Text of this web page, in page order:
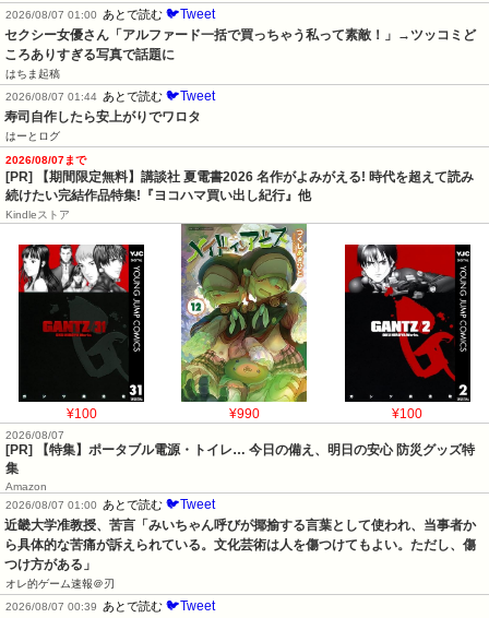
2026/08/07 01:00 あとで読む 🐦Tweet
セクシー女優さん「アルファード一括で買っちゃう私って素敵！」→ツッコミど
ころありすぎる写真で話題に
はちま起稿
2026/08/07 01:44 あとで読む 🐦Tweet
寿司自作したら安上がりでワロタ
はーとログ
2026/08/07まで
[PR] 【期間限定無料】講談社 夏電書2026 名作がよみがえる! 時代を超えて読み
続けたい完結作品特集!『ヨコハマ買い出し紀行』他
Kindleストア
¥100 ¥990 ¥100
2026/08/07
[PR] 【特集】ポータブル電源・トイレ… 今日の備え、明日の安心 防災グッズ特
集
Amazon
2026/08/07 01:00
あとで読む 🐦Tweet
近畿大学准教授、苦言「みいちゃん呼びが揶揄する言葉として使われ、当事者か
ら具体的な苦痛が訴えられている。文化芸術は人を傷つけてもよい。ただし、傷
つけ方がある」
オレ的ゲーム速報＠刃
2026/08/07 00:39
あとで読む 🐦Tweet